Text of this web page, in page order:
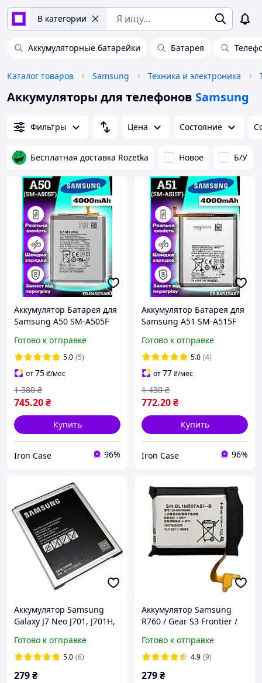
В категории
Аккумуляторные батарейки Батарея
Каталог товаров Samsung Техника и электроника
Аккумуляторы для телефонов Samsung
Фильтры Цена Состояние
Бесплатная доставка Rozetka Новое Б/У
Аккумулятор Батарея для
Samsung A50 SM-A505F
акб Самсунг а50
Готово к отправке
5.0 (5)
от75₴/мес
745.20₴
1 380 ₴
Купить
Iron Case 96%
Аккумулятор Батарея для
Samsung A51 SM-A515F
акб Самсунг а51
Готово к отправке
5.0 (4)
от77₴/мес
772.20₴
1 430 ₴
Купить
Iron Case 96%
Аккумулятор Samsung
Galaxy J7 Neo J701, J701H,
BJ700CBC Original PRC
Готово к отправке
5.0 (6)
279₴
Аккумулятор Samsung
R760 / Gear S3 Frontier /
BR760ABE
Готово к отправке
4.9 (9)
279₴